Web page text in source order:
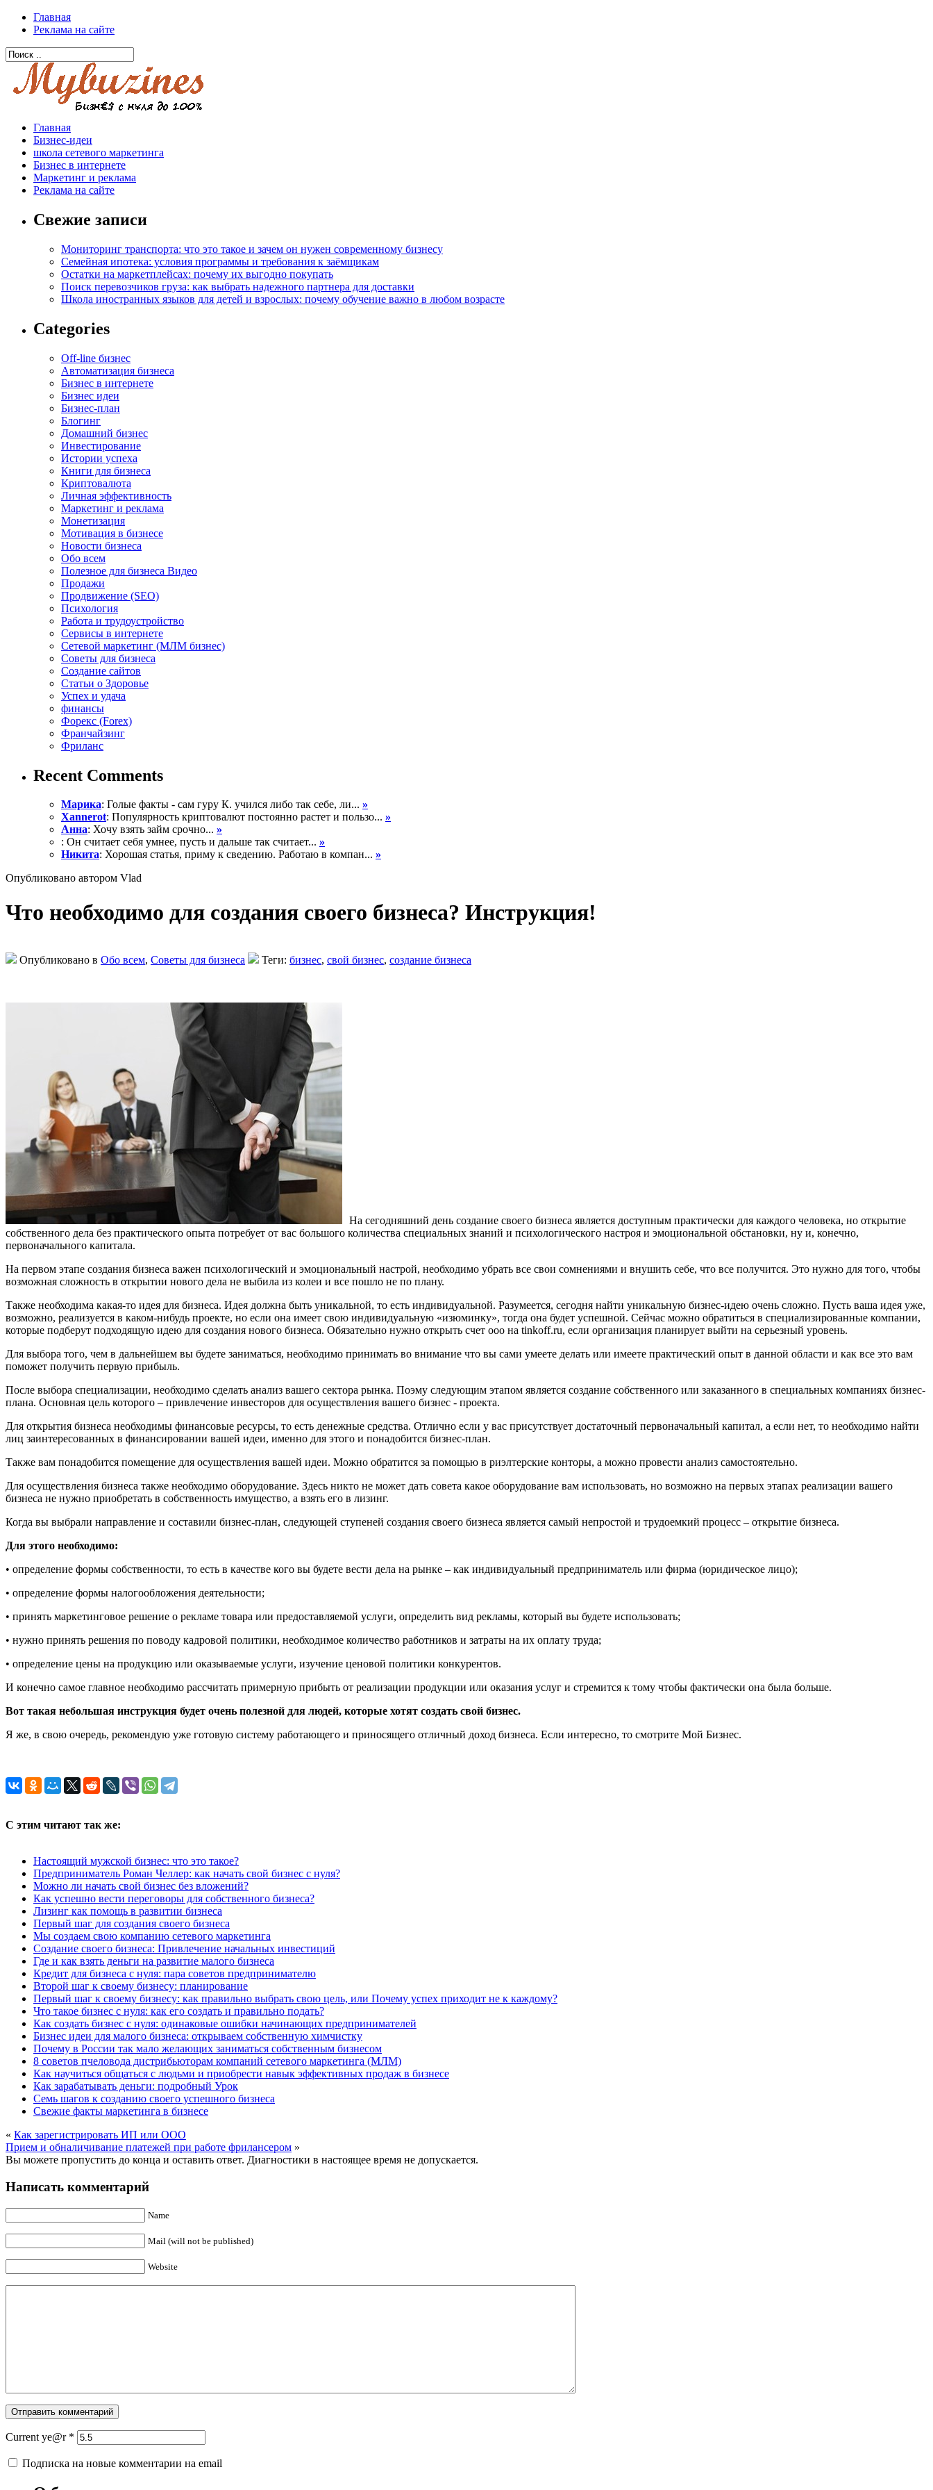
Главная
Реклама на сайте
Главная
Бизнес-идеи
школа сетевого маркетинга
Бизнес в интернете
Маркетинг и реклама
Реклама на сайте
Свежие записи
Мониторинг транспорта: что это такое и зачем он нужен современному бизнесу
Семейная ипотека: условия программы и требования к заёмщикам
Остатки на маркетплейсах: почему их выгодно покупать
Поиск перевозчиков груза: как выбрать надежного партнера для доставки
Школа иностранных языков для детей и взрослых: почему обучение важно в любом возрасте
Categories
Off-line бизнес
Автоматизация бизнеса
Бизнес в интернете
Бизнес идеи
Бизнес-план
Блогинг
Домашний бизнес
Инвестирование
Истории успеха
Книги для бизнеса
Криптовалюта
Личная эффективность
Маркетинг и реклама
Монетизация
Мотивация в бизнесе
Новости бизнеса
Обо всем
Полезное для бизнеса Видео
Продажи
Продвижение (SEO)
Психология
Работа и трудоустройство
Сервисы в интернете
Сетевой маркетинг (МЛМ бизнес)
Советы для бизнеса
Создание сайтов
Статьи о Здоровье
Успех и удача
финансы
Форекс (Forex)
Франчайзинг
Фриланс
Recent Comments
Марика: Голые факты - сам гуру К. учился либо так себе, ли... »
Xannerot: Популярность криптовалют постоянно растет и пользо... »
Анна: Хочу взять займ срочно... »
: Он считает себя умнее, пусть и дальше так считает... »
Никита: Хорошая статья, приму к сведению. Работаю в компан... »
Опубликовано автором Vlad
Что необходимо для создания своего бизнеса? Инструкция!
Опубликовано в Обо всем, Советы для бизнеса Теги: бизнес, свой бизнес, создание бизнеса
На сегодняшний день создание своего бизнеса является доступным практически для каждого человека, но открытие
собственного дела без практического опыта потребует от вас большого количества специальных знаний и психологического настроя и эмоциональной обстановки, ну и, конечно,
первоначального капитала.
На первом этапе создания бизнеса важен психологический и эмоциональный настрой, необходимо убрать все свои сомнениями и внушить себе, что все получится. Это нужно для того, чтобы
возможная сложность в открытии нового дела не выбила из колеи и все пошло не по плану.
Также необходима какая-то идея для бизнеса. Идея должна быть уникальной, то есть индивидуальной. Разумеется, сегодня найти уникальную бизнес-идею очень сложно. Пусть ваша идея уже,
возможно, реализуется в каком-нибудь проекте, но если она имеет свою индивидуальную «изюминку», тогда она будет успешной. Сейчас можно обратиться в специализированные компании,
которые подберут подходящую идею для создания нового бизнеса. Обязательно нужно открыть счет ооо на tinkoff.ru, если организация планирует выйти на серьезный уровень.
Для выбора того, чем в дальнейшем вы будете заниматься, необходимо принимать во внимание что вы сами умеете делать или имеете практический опыт в данной области и как все это вам
поможет получить первую прибыль.
После выбора специализации, необходимо сделать анализ вашего сектора рынка. Поэму следующим этапом является создание собственного или заказанного в специальных компаниях бизнес-
плана. Основная цель которого – привлечение инвесторов для осуществления вашего бизнес - проекта.
Для открытия бизнеса необходимы финансовые ресурсы, то есть денежные средства. Отлично если у вас присутствует достаточный первоначальный капитал, а если нет, то необходимо найти
лиц заинтересованных в финансировании вашей идеи, именно для этого и понадобится бизнес-план.
Также вам понадобится помещение для осуществления вашей идеи. Можно обратится за помощью в риэлтерские конторы, а можно провести анализ самостоятельно.
Для осуществления бизнеса также необходимо оборудование. Здесь никто не может дать совета какое оборудование вам использовать, но возможно на первых этапах реализации вашего
бизнеса не нужно приобретать в собственность имущество, а взять его в лизинг.
Когда вы выбрали направление и составили бизнес-план, следующей ступеней создания своего бизнеса является самый непростой и трудоемкий процесс – открытие бизнеса.
Для этого необходимо:
• определение формы собственности, то есть в качестве кого вы будете вести дела на рынке – как индивидуальный предприниматель или фирма (юридическое лицо);
• определение формы налогообложения деятельности;
• принять маркетинговое решение о рекламе товара или предоставляемой услуги, определить вид рекламы, который вы будете использовать;
• нужно принять решения по поводу кадровой политики, необходимое количество работников и затраты на их оплату труда;
• определение цены на продукцию или оказываемые услуги, изучение ценовой политики конкурентов.
И конечно самое главное необходимо рассчитать примерную прибыть от реализации продукции или оказания услуг и стремится к тому чтобы фактически она была больше.
Вот такая небольшая инструкция будет очень полезной для людей, которые хотят создать свой бизнес.
Я же, в свою очередь, рекомендую уже готовую систему работающего и приносящего отличный доход бизнеса. Если интересно, то смотрите Мой Бизнес.
С этим читают так же:
Настоящий мужской бизнес: что это такое?
Предприниматель Роман Челлер: как начать свой бизнес с нуля?
Можно ли начать свой бизнес без вложений?
Как успешно вести переговоры для собственного бизнеса?
Лизинг как помощь в развитии бизнеса
Первый шаг для создания своего бизнеса
Мы создаем свою компанию сетевого маркетинга
Создание своего бизнеса: Привлечение начальных инвестиций
Где и как взять деньги на развитие малого бизнеса
Кредит для бизнеса с нуля: пара советов предпринимателю
Второй шаг к своему бизнесу: планирование
Первый шаг к своему бизнесу: как правильно выбрать свою цель, или Почему успех приходит не к каждому?
Что такое бизнес с нуля: как его создать и правильно подать?
Как создать бизнес с нуля: одинаковые ошибки начинающих предпринимателей
Бизнес идеи для малого бизнеса: открываем собственную химчистку
Почему в России так мало желающих заниматься собственным бизнесом
8 советов пчеловода дистрибьюторам компаний сетевого маркетинга (МЛМ)
Как научиться общаться с людьми и приобрести навык эффективных продаж в бизнесе
Как зарабатывать деньги: подробный Урок
Семь шагов к созданию своего успешного бизнеса
Свежие факты маркетинга в бизнесе
« Как зарегистрировать ИП или ООО
Прием и обналичивание платежей при работе фрилансером »
Вы можете пропустить до конца и оставить ответ. Диагностики в настоящее время не допускается.
Написать комментарий
Name
Mail (will not be published)
Website
Current ye@r *
Подписка на новые комментарии на email